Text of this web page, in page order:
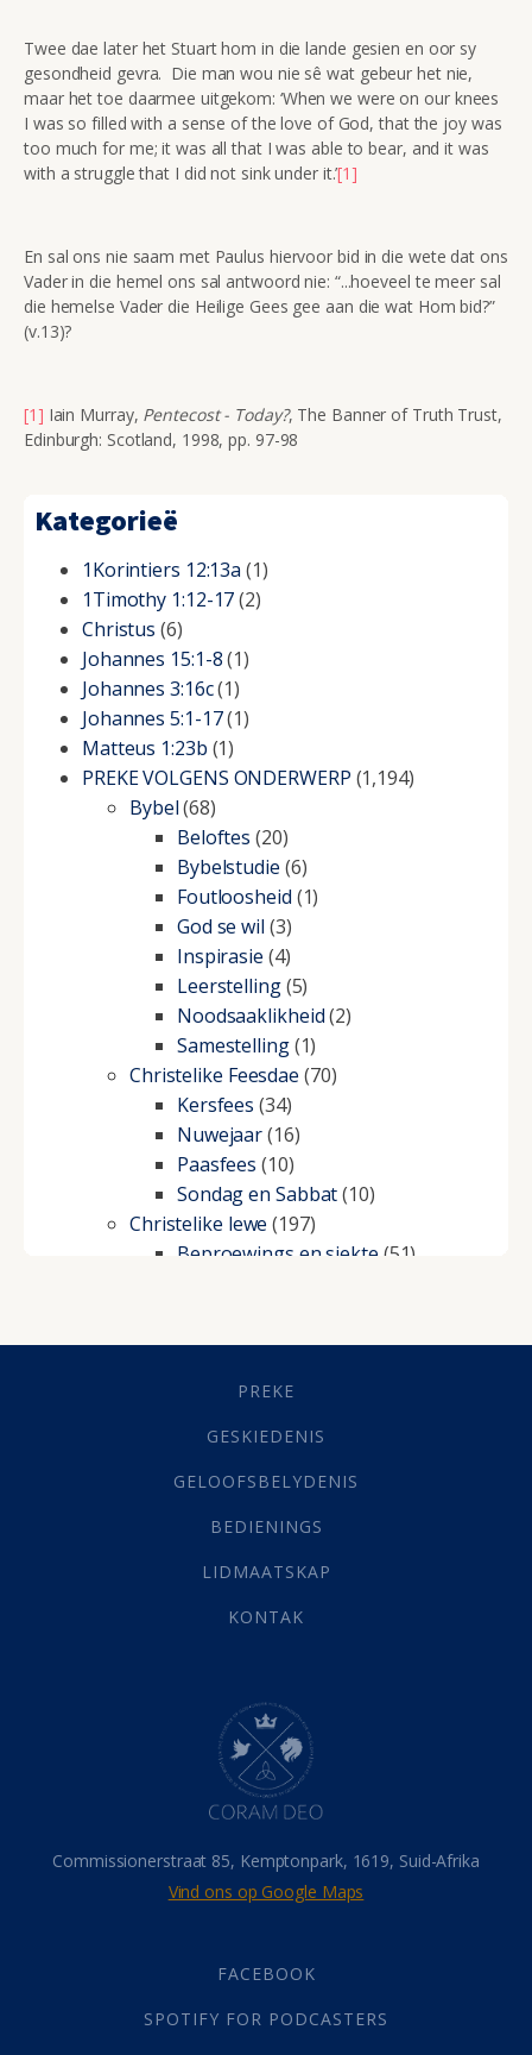
Twee dae later het Stuart hom in die lande gesien en oor sy
gesondheid gevra. Die man wou nie sê wat gebeur het nie,
maar het toe daarmee uitgekom: ‘When we were on our knees
I was so filled with a sense of the love of God, that the joy was
too much for me; it was all that I was able to bear, and it was
with a struggle that I did not sink under it.’[1]
En sal ons nie saam met Paulus hiervoor bid in die wete dat ons
Vader in die hemel ons sal antwoord nie: “...hoeveel te meer sal
die hemelse Vader die Heilige Gees gee aan die wat Hom bid?”
(v.13)?
[1] Iain Murray, Pentecost - Today?, The Banner of Truth Trust,
Edinburgh: Scotland, 1998, pp. 97-98
Kategorieë
1Korintiers 12:13a (1)
1Timothy 1:12-17(2)
Christus (6)
Johannes 15:1-8(1)
Johannes 3:16c(1)
Johannes 5:1-17(1)
Matteus 1:23b (1)
PREKE VOLGENS ONDERWERP (1,194)
Bybel(68)
Beloftes (20)
Bybelstudie (6)
Foutloosheid (1)
God se wil (3)
Inspirasie (4)
Leerstelling(5)
Noodsaaklikheid(2)
Samestelling(1)
Christelike Feesdae (70)
Kersfees (34)
Nuwejaar(16)
Paasfees (10)
Sondag en Sabbat(10)
Christelike lewe (197)
Beproewings en siekte (51)
Geestelike Groei(10)
(21)
Grys Areas(4)
Lewensdoel(3)
Selfondersoek(1)
Werk(22)
(142)
Hemel (31)
Israel (14)
Millennium(1)
Oordeelsdag(19)
Verheerlikte liggaam
Wederkoms
(27)
Gebed(87)
Die Onse Vader(12)
God(392)
PREKE
GESKIEDENIS
GELOOFSBELYDENIS
BEDIENINGS
LIDMAATSKAP
KONTAK
Commissionerstraat 85, Kemptonpark, 1619, Suid-Afrika
Vind ons op Google Maps
FACEBOOK
SPOTIFY FOR PODCASTERS